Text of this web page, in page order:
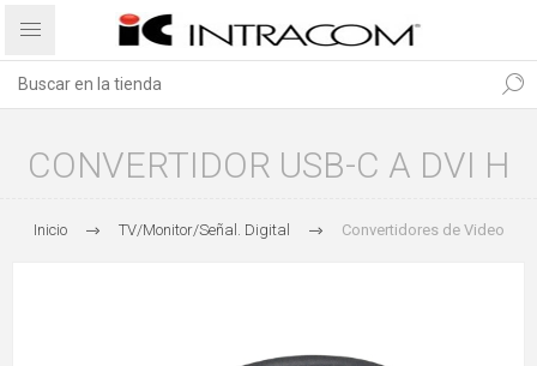
CONVERTIDOR USB-C A DVI H
Inicio TV/Monitor/Señal. Digital Convertidores de Video